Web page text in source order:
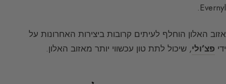
Evernyl.
אזוב האלון הוחלף לעיתים קרובות ביצירות האחרונות על
ידי פצ’ולי, שיכול לתת טון עכשווי יותר מאזוב האלון.